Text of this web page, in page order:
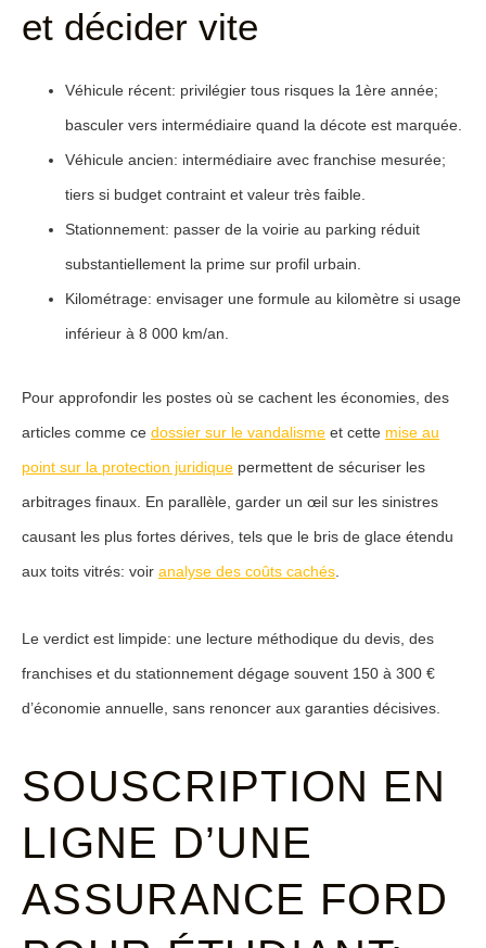
et décider vite
Véhicule récent: privilégier tous risques la 1ère année;
basculer vers intermédiaire quand la décote est marquée.
Véhicule ancien: intermédiaire avec franchise mesurée;
tiers si budget contraint et valeur très faible.
Stationnement: passer de la voirie au parking réduit
substantiellement la prime sur profil urbain.
Kilométrage: envisager une formule au kilomètre si usage
inférieur à 8 000 km/an.
Pour approfondir les postes où se cachent les économies, des
articles comme ce dossier sur le vandalisme et cette mise au
point sur la protection juridique permettent de sécuriser les
arbitrages finaux. En parallèle, garder un œil sur les sinistres
causant les plus fortes dérives, tels que le bris de glace étendu
aux toits vitrés: voir analyse des coûts cachés
Le verdict est limpide: une lecture méthodique du devis, des
franchises et du stationnement dégage souvent 150 à 300 €
d’économie annuelle, sans renoncer aux garanties décisives.
SOUSCRIPTION EN
LIGNE D’UNE
ASSURANCE FORD